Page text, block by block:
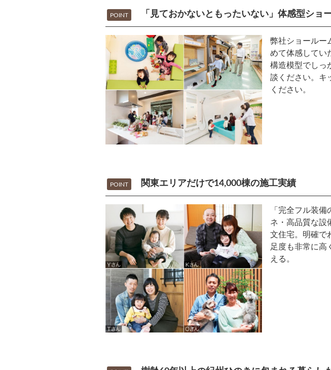
POINT 「見ておかないともったいない」体感型ショ
弊社ショールー
めて体感してい
構造模型でしっ
談ください。キ
ください。
POINT 関東エリアだけで14,000棟の施工実績
「完全フル装
ネ・高品質な設
文住宅。明確で
足度も非常に高
える。